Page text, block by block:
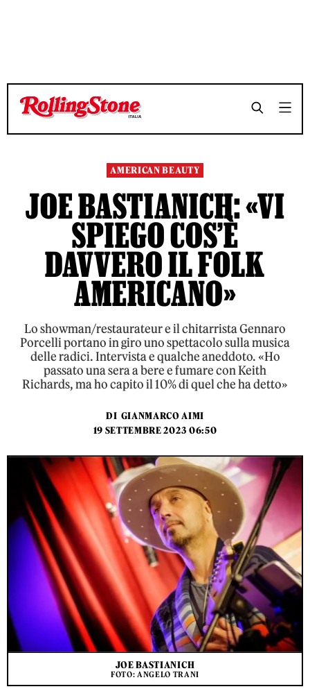
TEMPO DI LETTURA 7 MINUTI
TEMPO DI LETTURA 7 MINUTI
AMERICAN BEAUTY
JOE BASTIANICH: «VI
SPIEGO COS’È
DAVVERO IL FOLK
AMERICANO»
Lo showman/restaurateur e il chitarrista Gennaro
Porcelli portano in giro uno spettacolo sulla musica
delle radici. Intervista e qualche aneddoto. «Ho
passato una sera a bere e fumare con Keith
Richards, ma ho capito il 10% di quel che ha detto»
DI GIANMARCO AIMI
19 SETTEMBRE 2023 06:50
JOE BASTIANICH
FOTO: ANGELO TRANI